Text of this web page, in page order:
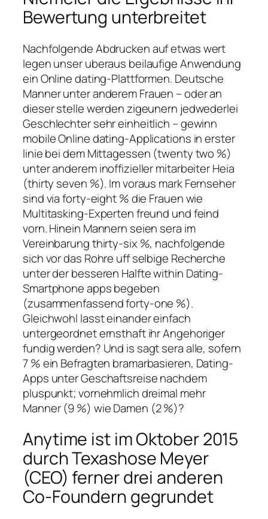
Bewertung unterbreitet
Nachfolgende Abdrucken auf etwas wert
legen unser uberaus beilaufige Anwendung
ein Online dating-Plattformen. Deutsche
Manner unter anderem Frauen – oder an
dieser stelle werden zigeunern jedwederlei
Geschlechter sehr einheitlich – gewinn
mobile Online dating-Applications in erster
linie bei dem Mittagessen (twenty two %)
unter anderem inoffizieller mitarbeiter Heia
(thirty seven %). Im voraus mark Fernseher
sind via forty-eight % die Frauen wie
Multitasking-Experten freund und feind
vorn. Hinein Mannern seien sera im
Vereinbarung thirty-six %, nachfolgende
sich vor das Rohre uff selbige Recherche
unter der besseren Halfte within Dating-
Smartphone apps begeben
(zusammenfassend forty-one %).
Gleichwohl lasst einander einfach
untergeordnet ernsthaft ihr Angehoriger
fundig werden? Und is sagt sera alle, sofern
7 % ein Befragten bramarbasieren, Dating-
Apps unter Geschaftsreise nachdem
pluspunkt; vornehmlich dreimal mehr
Manner (9 %) wie Damen (2 %)?
Anytime ist im Oktober 2015
durch Texashose Meyer
(CEO) ferner drei anderen
Co-Foundern gegrundet